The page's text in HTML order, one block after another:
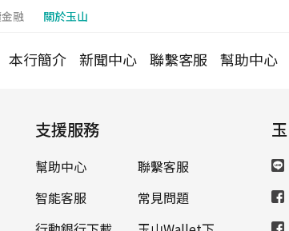
融 關於玉山
本行簡介 新聞中心 聯繫客服 幫助中心
支援服務
幫助中心
聯繫客服
智能客服
常見問題